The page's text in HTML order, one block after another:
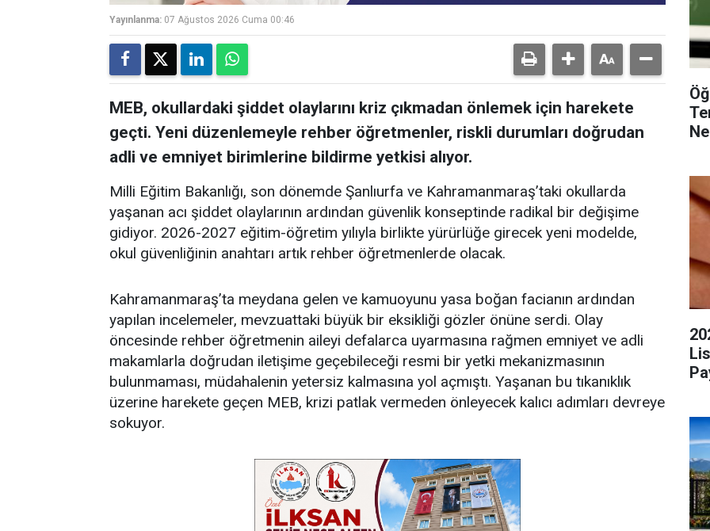
Yayınlanma: 07 Ağustos 2026 Cuma 00:46
MEB, okullardaki şiddet olaylarını kriz çıkmadan önlemek için harekete
geçti. Yeni düzenlemeyle rehber öğretmenler, riskli durumları doğrudan
adli ve emniyet birimlerine bildirme yetkisi alıyor.
Milli Eğitim Bakanlığı, son dönemde Şanlıurfa ve Kahramanmaraş’taki okullarda
yaşanan acı şiddet olaylarının ardından güvenlik konseptinde radikal bir değişime
gidiyor. 2026-2027 eğitim-öğretim yılıyla birlikte yürürlüğe girecek yeni modelde,
okul güvenliğinin anahtarı artık rehber öğretmenlerde olacak.
Kahramanmaraş’ta meydana gelen ve kamuoyunu yasa boğan facianın ardından
yapılan incelemeler, mevzuattaki büyük bir eksikliği gözler önüne serdi. Olay
öncesinde rehber öğretmenin aileyi defalarca uyarmasına rağmen emniyet ve adli
makamlarla doğrudan iletişime geçebileceği resmi bir yetki mekanizmasının
bulunmaması, müdahalenin yetersiz kalmasına yol açmıştı. Yaşanan bu tıkanıklık
üzerine harekete geçen MEB, krizi patlak vermeden önleyecek kalıcı adımları devreye
sokuyor.